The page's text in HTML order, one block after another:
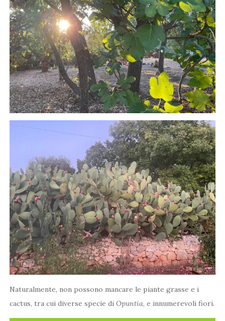
Naturalmente, non possono mancare le piante grasse e i
cactus, tra cui diverse specie diOpuntia, e innumerevoli fiori.